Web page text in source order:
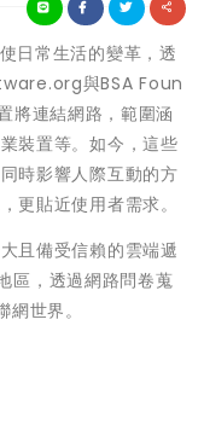
常生活的變革，透
與BSA Foun
連結網路，範圍涵
裝置等。如今，這些
時影響人際互動的方
更貼近使用者需求。
且備受信賴的雲端遞
區，透過網路問卷蒐
世界。